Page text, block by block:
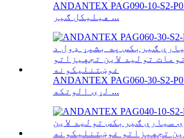
ANDANTEX PAG090-10-S2-P0 لوړ دقیق
هیلیکل ګیر ...
ANDANTEX PAG060-30-S2-P0 لوړ دقیق
لړۍ الوتکه ...